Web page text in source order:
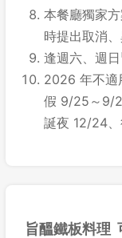
本餐廳獨家
時提出取消
逢週六、週
2026 年不適
假 9/25～9/
誕夜 12/24
旨醞鐵板料理